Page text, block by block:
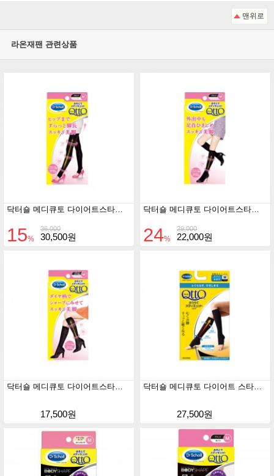
맨위로
라온재팬 관련상품
36,000
15% 30,500원
29,000
24% 22,000원
닥터숄 메디큐토 다이어트스타킹 숏스타킹 (외출용)
17,500원
닥터숄 메디큐토 다이어트 스타킹 숏형(가정용)
27,500원